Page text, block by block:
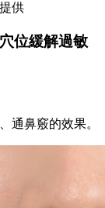
供
位緩解過敏
通鼻竅的效果。